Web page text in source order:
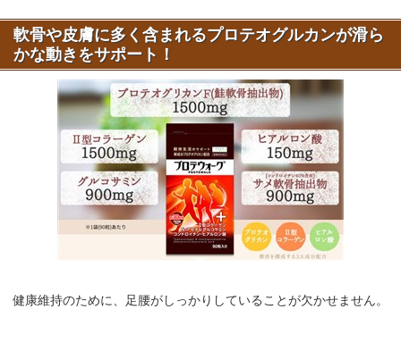
軟骨や皮膚に多く含まれるプロテオグルカンが滑ら
かな動きをサポート！
健康維持のために、足腰がしっかりしていることが欠かせません。